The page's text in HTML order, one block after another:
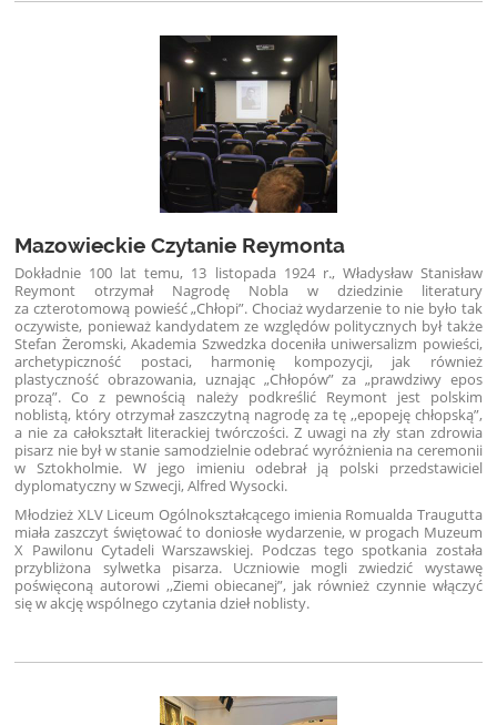
Mazowieckie Czytanie Reymonta
Dokładnie 100 lat temu, 13 listopada 1924 r., Władysław Stanisław
Reymont otrzymał Nagrodę Nobla w dziedzinie literatury
za czterotomową powieść „Chłopi”. Chociaż wydarzenie to nie było tak
oczywiste, ponieważ kandydatem ze względów politycznych był także
Stefan Żeromski, Akademia Szwedzka doceniła uniwersalizm powieści,
archetypiczność postaci, harmonię kompozycji, jak również
plastyczność obrazowania, uznając „Chłopów” za „prawdziwy epos
prozą”. Co z pewnością należy podkreślić Reymont jest polskim
noblistą, który otrzymał zaszczytną nagrodę za tę ,,epopeję chłopską”,
a nie za całokształt literackiej twórczości. Z uwagi na zły stan zdrowia
pisarz nie był w stanie samodzielnie odebrać wyróżnienia na ceremonii
w Sztokholmie. W jego imieniu odebrał ją polski przedstawiciel
dyplomatyczny w Szwecji, Alfred Wysocki.
Młodzież XLV Liceum Ogólnokształcącego imienia Romualda Traugutta
miała zaszczyt świętować to doniosłe wydarzenie, w progach Muzeum
X Pawilonu Cytadeli Warszawskiej. Podczas tego spotkania została
przybliżona sylwetka pisarza. Uczniowie mogli zwiedzić wystawę
poświęconą autorowi ,,Ziemi obiecanej”, jak również czynnie włączyć
się w akcję wspólnego czytania dzieł noblisty.